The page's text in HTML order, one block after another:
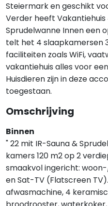
Steiermark en geschikt
Verder heeft
Sprudelwanne Innen een
telt het 4 slaapkamersen
faciliteiten zoals WiFi,
vakantiehuis alles voor
Huisdieren zijn in deze
toegestaan.
Omschrijving
Binnen
" 22 mit IR-Sauna &
kamers 120 m2 op 2
smaakvol ingericht:
en Sat-TV (Flatscreen
afwasmachine, 4